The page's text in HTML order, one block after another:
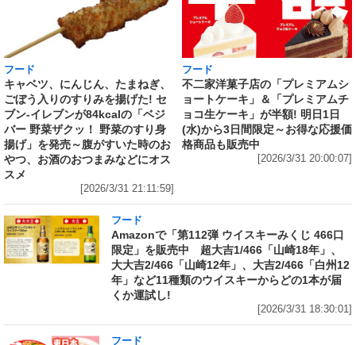
フード
キャベツ、にんじん、たまねぎ、
ごぼう入りのすりみを揚げた! セ
ブン‐イレブンが84kcalの「ベジ
バー 野菜ザクッ！ 野菜のすり身
揚げ」を発売～腹がすいた時のお
やつ、お酒のおつまみなどにオス
スメ
[2026/3/31 21:11:59]
フード
不二家洋菓子店の「プレミアムシ
ョートケーキ」＆「プレミアムチ
ョコ生ケーキ」が半額! 明日1日
(水)から3日間限定～お得な応援価
格商品も販売中
[2026/3/31 20:00:07]
フード
Amazonで「第112弾 ウイスキーみくじ 466口
限定」を販売中 超大吉1/466「山崎18年」、
大大吉2/466「山崎12年」、大吉2/466「白州12
年」など11種類のウイスキーからどの1本が届
くか運試し!
[2026/3/31 18:30:01]
フード